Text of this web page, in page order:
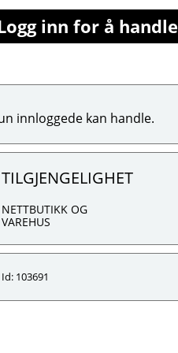
inn for å handle
innloggede kan handle.
TILGJENGELIGHET
NETTBUTIKK OG
VAREHUS
Id: 103691